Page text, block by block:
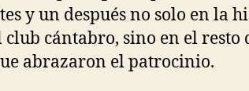
y un después no solo en la
cántabro, sino en el resto
abrazaron el patrocinio.